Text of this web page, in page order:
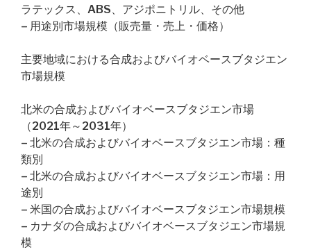
ラテックス、ABS、アジポニトリル、その他
– 用途別市場規模（販売量・売上・価格）
主要地域における合成およびバイオベースブタジエン
市場規模
北米の合成およびバイオベースブタジエン市場
（2021年～2031年）
– 北米の合成およびバイオベースブタジエン市場：種
類別
– 北米の合成およびバイオベースブタジエン市場：用
途別
– 米国の合成およびバイオベースブタジエン市場規模
– カナダの合成およびバイオベースブタジエン市場規
模